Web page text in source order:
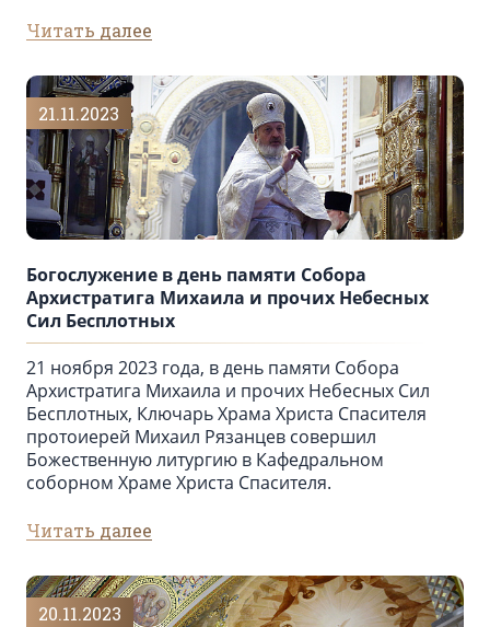
Читать далее
21.11.2023
Богослужение в день памяти Собора
Архистратига Михаила и прочих Небесных
Сил Бесплотных
21 ноября 2023 года, в день памяти Собора
Архистратига Михаила и прочих Небесных Сил
Бесплотных, Ключарь Храма Христа Спасителя
протоиерей Михаил Рязанцев совершил
Божественную литургию в Кафедральном
соборном Храме Христа Спасителя.
Читать далее
20.11.2023